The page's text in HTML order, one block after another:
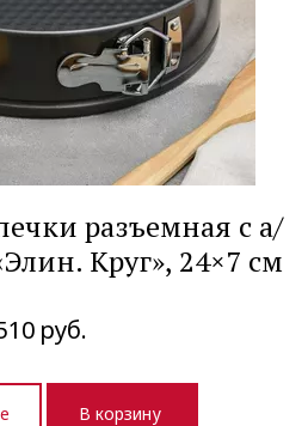
разъемная с а/
Круг», 24×7 см
руб.
В корзину